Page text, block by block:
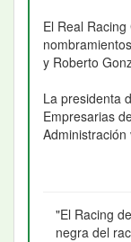
El Real
y Roberto
La presidenta
Empresarias
Administración
"El Racing
negra del